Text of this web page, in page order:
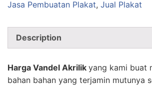
Jasa Pembuatan Plakat, Jual Plakat
Description
Harga Vandel Akrilik yang kami buat
bahan bahan yang terjamin mutunya